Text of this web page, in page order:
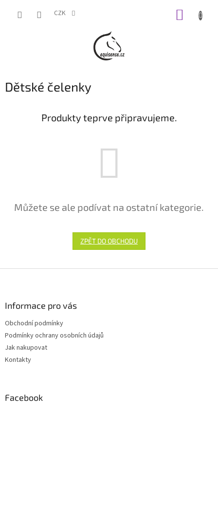
CZK
Dětské čelenky
Produkty teprve připravujeme.
Můžete se ale podívat na ostatní kategorie.
ZPĚT DO OBCHODU
Informace pro vás
Obchodní podmínky
Podmínky ochrany osobních údajů
Jak nakupovat
Kontakty
Facebook